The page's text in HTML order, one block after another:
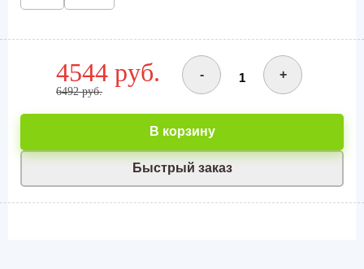
4544 руб.
6492 руб.
- +
Быстрый заказ
В корзину